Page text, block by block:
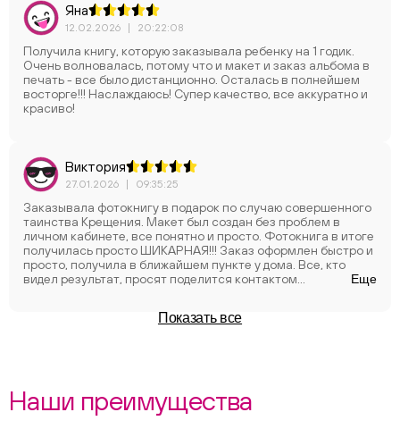
Яна
12.02.2026 | 20:22:08
Получила книгу, которую заказывала ребенку на 1 годик.
Очень волновалась, потому что и макет и заказ альбома в
печать - все было дистанционно. Осталась в полнейшем
восторге!!! Наслаждаюсь! Супер качество, все аккуратно и
красиво!
Виктория
27.01.2026 | 09:35:25
Заказывала фотокнигу в подарок по случаю совершенного
таинства Крещения. Макет был создан без проблем в
личном кабинете, все понятно и просто. Фотокнига в итоге
получилась просто ШИКАРНАЯ!!! Заказ оформлен быстро и
просто, получила в ближайшем пункте у дома. Все, кто
видел результат, просят поделится контактом
теперь думаю над следующим макетом. Спасибо за срок
Еще
Показать все
Наши преимущества